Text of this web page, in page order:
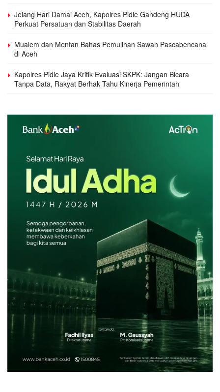
Jelang Hari Damai Aceh, Kapolres Pidie Gandeng HUDA
Perkuat Persatuan dan Stabilitas Daerah
Mualem dan Mentan Bahas Pemulihan Sawah Pascabencana
di Aceh
Kapolres Pidie Jaya Kritik Evaluasi SKPK: Jangan Bicara
Tanpa Data, Rakyat Berhak Tahu Kinerja Pemerintah